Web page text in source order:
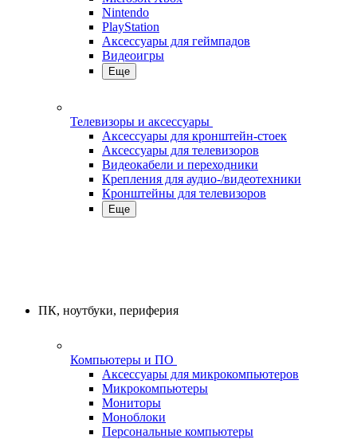
Nintendo
PlayStation
Аксессуары для геймпадов
Видеоигры
Еще
Телевизоры и аксессуары
Аксессуары для кронштейн-стоек
Аксессуары для телевизоров
Видеокабели и переходники
Крепления для аудио-/видеотехники
Кронштейны для телевизоров
Еще
ПК, ноутбуки, периферия
Компьютеры и ПО
Аксессуары для микрокомпьютеров
Микрокомпьютеры
Мониторы
Моноблоки
Персональные компьютеры